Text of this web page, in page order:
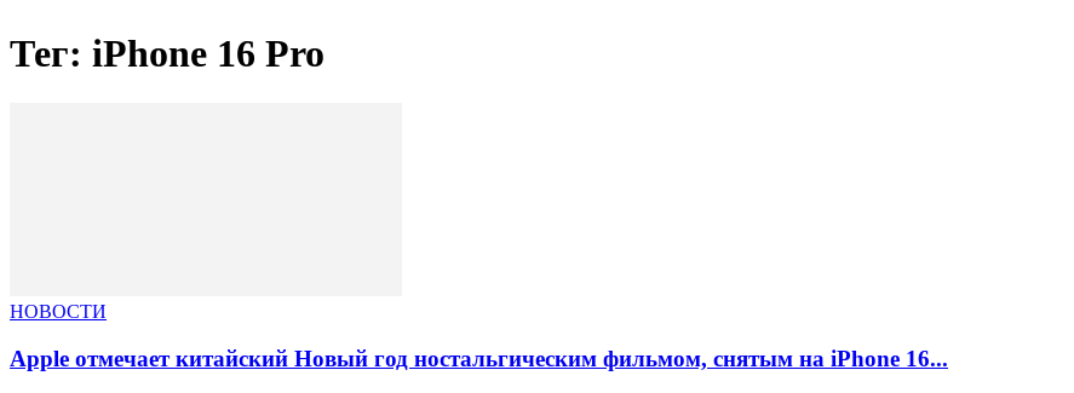
Тег: iPhone 16 Pro
НОВОСТИ
Apple отмечает китайский Новый год ностальгическим фильмом, снятым на iPhone 16...